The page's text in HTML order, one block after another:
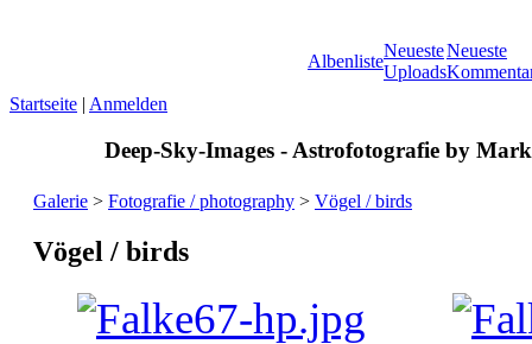
Albenliste
Neueste
Uploads
Neueste
Startseite | Anmelden
Deep-Sky-Images - Astrofotografie by
Galerie > Fotografie / photography > Vögel / birds
Vögel / birds